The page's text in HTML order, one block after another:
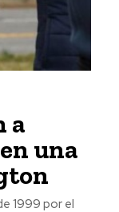
a
una